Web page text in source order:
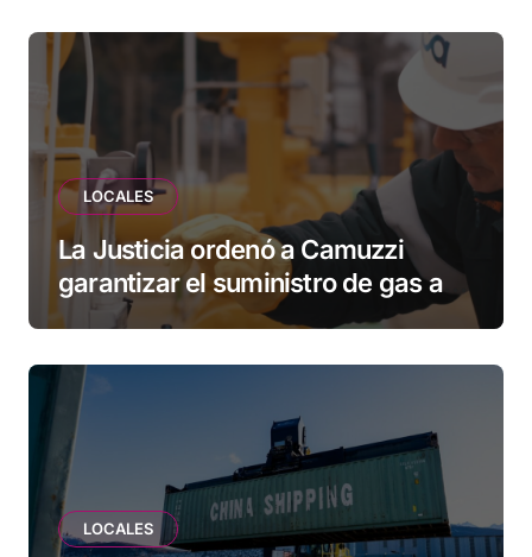
esperando”
LOCALES
La Justicia ordenó a Camuzzi
garantizar el suministro de gas a
una familia de Tolhuin
LOCALES